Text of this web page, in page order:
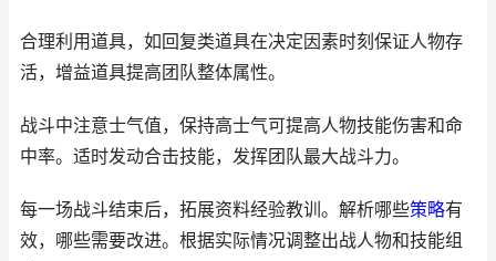
合理利用道具，如回复类道具在决定因素时刻保证人物存
活，增益道具提高团队整体属性。
战斗中注意士气值，保持高士气可提高人物技能伤害和命
中率。适时发动合击技能，发挥团队最大战斗力。
每一场战斗结束后，拓展资料经验教训。解析哪些策略有
效，哪些需要改进。根据实际情况调整出战人物和技能组